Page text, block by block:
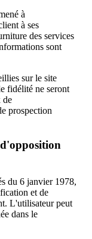
à
à ses
des services
sont
sur le site
fidélité ne seront
de
prospection
du 6 janvier 1978,
et de
L'utilisateur peut
dans le